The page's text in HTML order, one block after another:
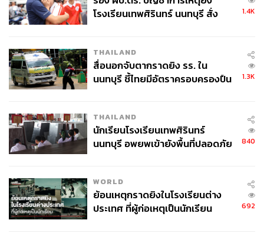
โรงเรียนเทพศิรินทร์ นนทบุรี สั่ง
1.4K
THAILAND
สื่อนอกจับตากราดยิง รร. ใน
นนทบุรี ชี้ไทยมีอัตราครอบครองปืน
1.3K
THAILAND
นักเรียนโรงเรียนเทพศิรินทร์
นนทบุรี อพยพเข้ายังพื้นที่ปลอดภัย
840
WORLD
ย้อนเหตุกราดยิงในโรงเรียนต่าง
ประเทศ ที่ผู้ก่อเหตุเป็นนักเรียน
692